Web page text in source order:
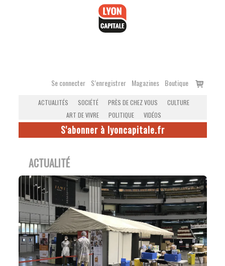
Se connecter S’enregistrer Magazines Boutique
Voir
ACTUALITÉS SOCIÉTÉ PRÈS DE CHEZ VOUS
CULTURE
ART DE VIVRE
POLITIQUE VIDÉOS
S'abonner à lyoncapitale.fr
ACTUALITÉ